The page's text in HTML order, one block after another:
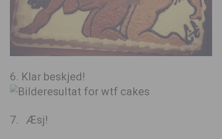
6. Klar beskjed!
7. Æsj!